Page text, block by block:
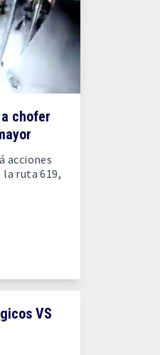
chofer
acciones
la ruta 619,
VS